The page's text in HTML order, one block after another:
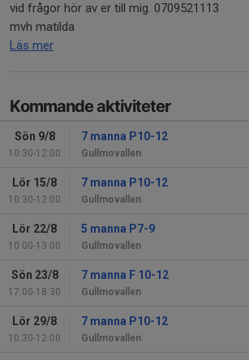
vid frågor hör av er till mig. 0709521113
mvh matilda
Läs mer
Kommande aktiviteter
Sön 9/8
10:30-12:00
7 manna P10-12
Gullmovallen
Lör 15/8
10:30-12:00
7 manna P10-12
Gullmovallen
Lör 22/8
10:00-13:00
5 manna P7-9
Gullmovallen
Sön 23/8
17:00-18:30
7 manna F 10-12
Gullmovallen
Lör 29/8
10:30-12:00
7 manna P10-12
Gullmovallen